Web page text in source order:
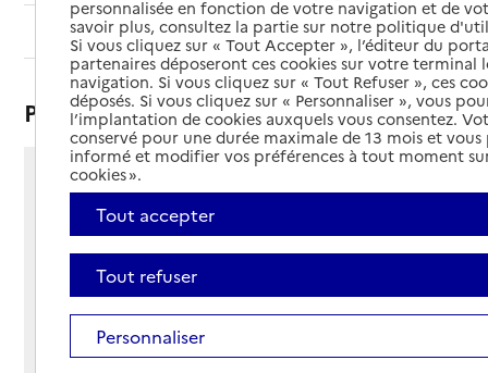
Sommaire
Présentation
32 rue de Copplestone
14290 - Valorbiquet
Voir itinéraire
Téléphone :
02 31 63 71 57
Contact
Contact
Site Internet
Site internet non renseigné
Gestionnaire :
personnalisée en fonction de votre navigation et de
savoir plus, consultez la partie sur notre politique
Si vous cliquez sur « Tout Accepter », l’éditeur du
partenaires déposeront ces cookies sur votre terminal
navigation. Si vous cliquez sur « Tout Refuser », ces
déposés. Si vous cliquez sur « Personnaliser », vous
l’implantation de cookies auxquels vous consentez.
conservé pour une durée maximale de 13 mois et
informé et modifier vos préférences à tout moment
cookies ».
Tout accepter
Tout refuser
Personnaliser